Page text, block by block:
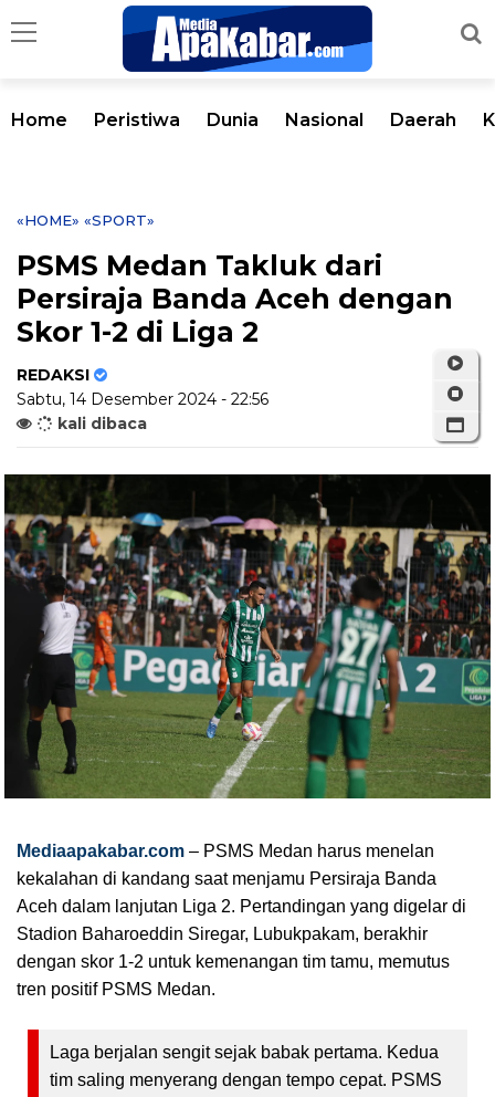
Home Peristiwa Dunia Nasional Daerah
«HOME» «SPORT»
PSMS Medan Takluk dari
Persiraja Banda Aceh dengan
Skor 1-2 di Liga 2
REDAKSI
Sabtu, 14 Desember 2024 - 22:56
kali dibaca
Mediaapakabar.com – PSMS Medan harus menelan
kekalahan di kandang saat menjamu Persiraja Banda
Aceh dalam lanjutan Liga 2. Pertandingan yang digelar di
Stadion Baharoeddin Siregar, Lubukpakam, berakhir
dengan skor 1-2 untuk kemenangan tim tamu, memutus
tren positif PSMS Medan.
Laga berjalan sengit sejak babak pertama. Kedua
tim saling menyerang dengan tempo cepat. PSMS